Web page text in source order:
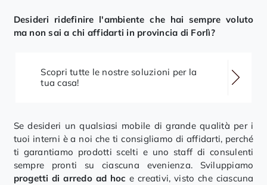
Desideri ridefinire l'ambiente che hai sempre voluto
ma non sai a chi affidarti in provincia di Forlì?
Scopri tutte le nostre soluzioni per la
tua casa!
Se desideri un qualsiasi mobile di grande qualità per i
tuoi interni è a noi che ti consigliamo di affidarti, perché
ti garantiamo prodotti scelti e uno staff di consulenti
sempre pronti su ciascuna evenienza. Sviluppiamo
progetti di arredo ad hoc e creativi, visto che ciascuna